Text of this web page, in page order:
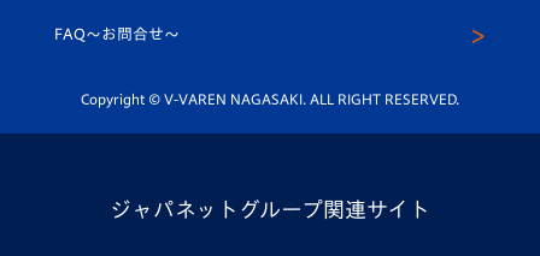
平和祈念活動
ホームタウン活動
スクール
FAQ〜お問合せ〜
Copyright © V-VAREN NAGASAKI. ALL RIGHT RESERVED.
ジャパネットグループ関連サイト